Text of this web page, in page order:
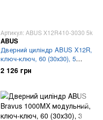
Артикул: ABUS X12R410-3030 5k
ABUS
Дверний циліндр ABUS X12R,
ключ-ключ, 60 (30х30), 5
ключів, нікель
2 126 грн